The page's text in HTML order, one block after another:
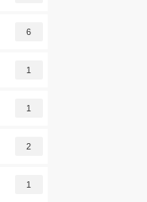
6
1
1
2
1